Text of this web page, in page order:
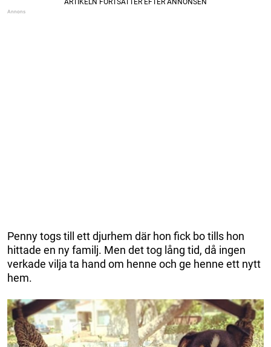
Penny togs till ett djurhem där hon fick bo tills hon
hittade en ny familj. Men det tog lång tid, då ingen
verkade vilja ta hand om henne och ge henne ett nytt
hem.